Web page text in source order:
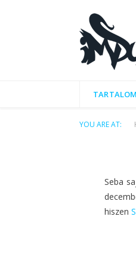
TARTALOM
YOU ARE AT:
KRITIKA
by
Seba
hiszen